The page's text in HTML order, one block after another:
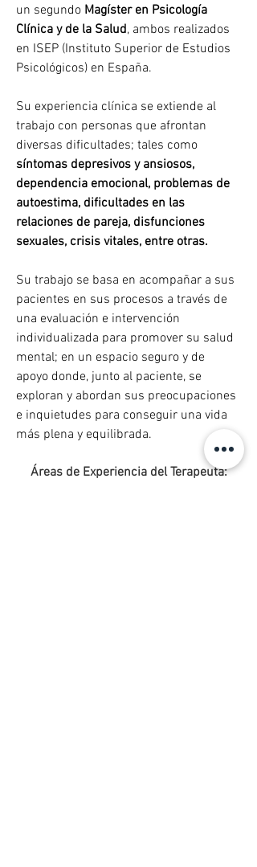
un segundo Magíster en Psicología
Clínica y de la Salud, ambos realizados
en ISEP (Instituto Superior de Estudios
Psicológicos) en España.
Su experiencia clínica se extiende al
trabajo con personas que afrontan
diversas dificultades; tales como
síntomas depresivos y ansiosos,
dependencia emocional, problemas de
autoestima, dificultades en las
relaciones de pareja, disfunciones
sexuales, crisis vitales, entre otras.
Su trabajo se basa en acompañar a sus
pacientes en sus procesos a través de
una evaluación e intervención
individualizada para promover su salud
mental; en un espacio seguro y de
apoyo donde, junto al paciente, se
exploran y abordan sus preocupaciones
e inquietudes para conseguir una vida
más plena y equilibrada.
Áreas de Experiencia del Terapeuta: